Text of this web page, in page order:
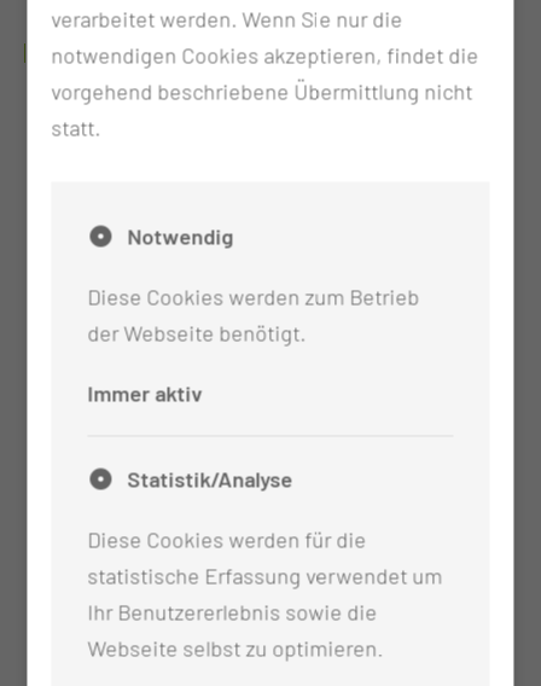
VISZERALONKOLOGISCHEN ZENTRUMS
verarbeitet werden. Wenn Sie nur die
notwendigen Cookies akzeptieren, findet die
vorgehend beschriebene Übermittlung nicht
statt.
Notwendig
Diese Cookies werden zum Betrieb
der Webseite benötigt.
Immer aktiv
Statistik/Analyse
Diese Cookies werden für die
statistische Erfassung verwendet um
Ihr Benutzererlebnis sowie die
Webseite selbst zu optimieren.